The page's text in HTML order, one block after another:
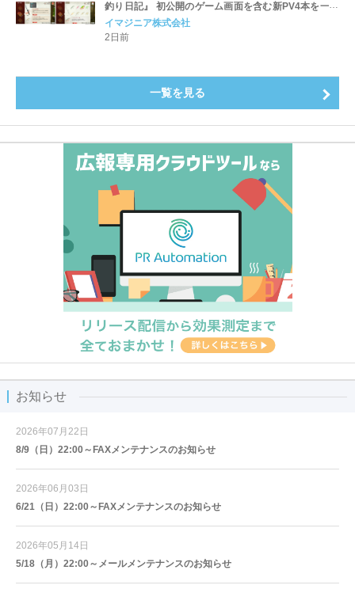
釣り日記』 初公開のゲーム画面を含む新PV4本を一挙
公開！
イマジニア株式会社
2日前
一覧を見る
お知らせ
2026年07月22日
8/9（日）22:00～FAXメンテナンスのお知らせ
2026年06月03日
6/21（日）22:00～FAXメンテナンスのお知らせ
2026年05月14日
5/18（月）22:00～メールメンテナンスのお知らせ